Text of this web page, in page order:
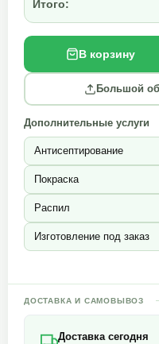
Итого:
В корзину
Большой
Дополнительные услуги
Антисептирование
Покраска
Распил
Изготовление под заказ
ДОСТАВКА И САМОВЫВОЗ
Доставка сегодня